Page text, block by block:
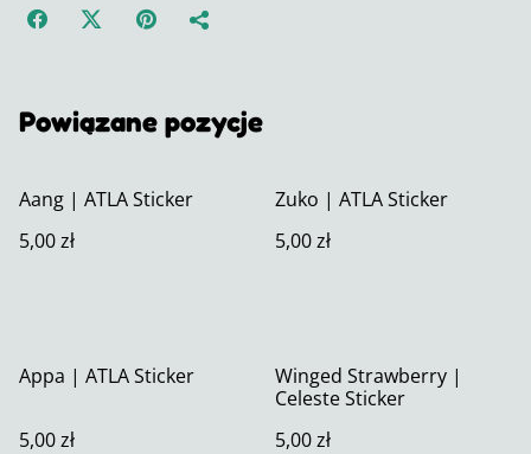
Powiązane pozycje
Aang | ATLA Sticker
5,00 zł
Zuko | ATLA Sticker
5,00 zł
Appa | ATLA Sticker
5,00 zł
Winged Strawberry |
Celeste Sticker
5,00 zł